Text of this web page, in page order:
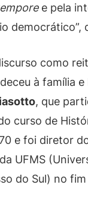
e pela
democrático”,
como
à família
, que
curso de
e foi diretor
UFMS
do Sul) no